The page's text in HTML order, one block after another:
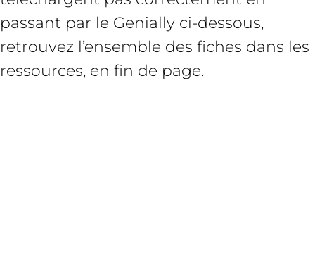
passant par le Genially ci-dessous,
retrouvez l’ensemble des fiches dans les
ressources, en fin de page.